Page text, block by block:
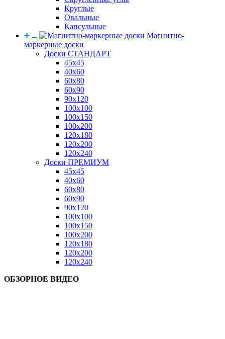
Круглые
Овальные
Капсульные
Магнитно-
маркерные доски
Доски СТАНДАРТ
45x45
40x60
60x80
60x90
90x120
100x100
100x150
100x200
120x180
120x200
120x240
Доски ПРЕМИУМ
45x45
40x60
60x80
60x90
90x120
100x100
100x150
100x200
120x180
120x200
120x240
ОБЗОРНОЕ ВИДЕО